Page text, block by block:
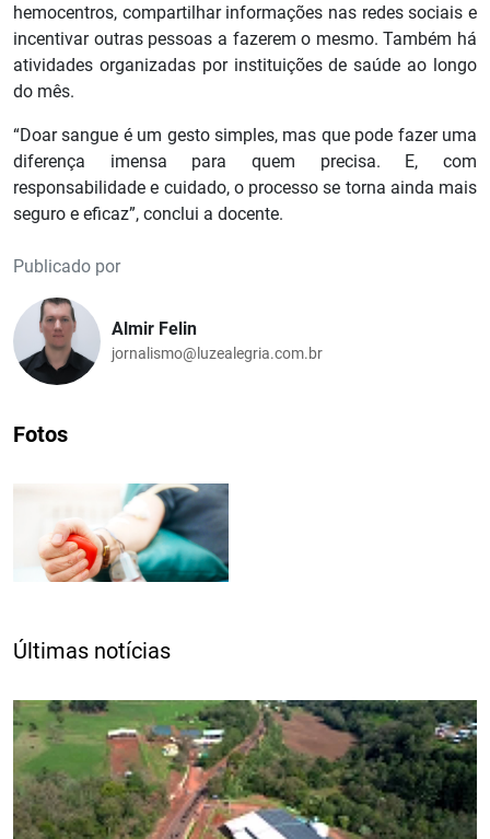
hemocentros, compartilhar informações nas redes sociais e
incentivar outras pessoas a fazerem o mesmo. Também há
atividades organizadas por instituições de saúde ao longo
do mês.
“Doar sangue é um gesto simples, mas que pode fazer uma
diferença imensa para quem precisa. E, com
responsabilidade e cuidado, o processo se torna ainda mais
seguro e eficaz”, conclui a docente.
Publicado por
Almir Felin
jornalismo@luzealegria.com.br
Fotos
Últimas notícias